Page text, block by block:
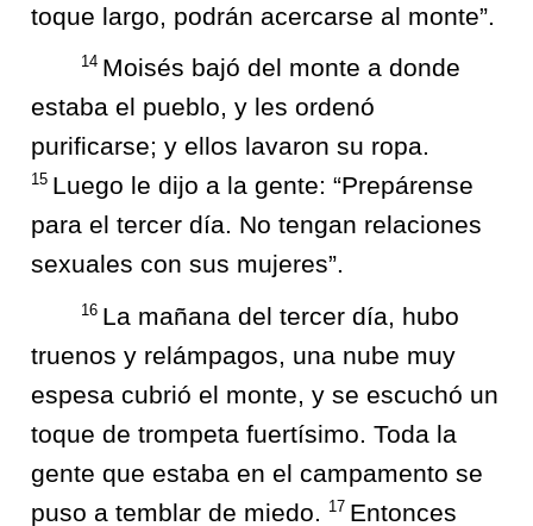
toque largo, podrán acercarse al monte”.
14 Moisés bajó del monte a donde
estaba el pueblo, y les ordenó
purificarse; y ellos lavaron su ropa.
15 Luego le dijo a la gente: “Prepárense
para el tercer día. No tengan relaciones
sexuales con sus mujeres”.
16 La mañana del tercer día, hubo
truenos y relámpagos, una nube muy
espesa cubrió el monte, y se escuchó un
toque de trompeta fuertísimo. Toda la
gente que estaba en el campamento se
puso a temblar de miedo.
17 Entonces